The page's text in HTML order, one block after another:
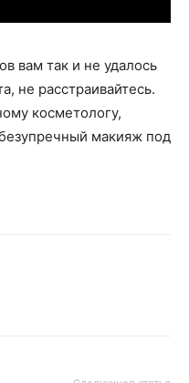
вам так и не удалось
не расстраивайтесь.
косметологу,
макияж под